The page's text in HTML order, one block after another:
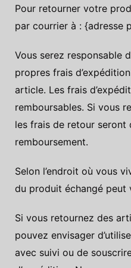
Pour retourner votre
par courrier à : {adresse
Vous serez responsable
propres frais
article. Les frais
remboursables. Si vous
les frais de retour seront
remboursement.
Selon l’endroit où vous
du produit échangé peut
Si vous retournez des
pouvez envisager
avec suivi ou de